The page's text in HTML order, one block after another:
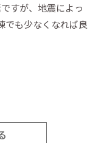
すが、地震によっ
でも少なくなれば良